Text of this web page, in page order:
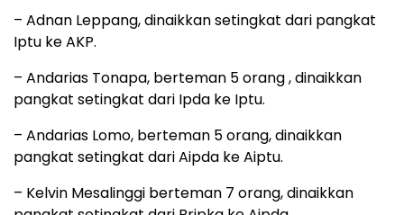
– Adnan Leppang, dinaikkan setingkat dari pangkat
Iptu ke AKP.
– Andarias Tonapa, berteman 5 orang , dinaikkan
pangkat setingkat dari Ipda ke Iptu.
– Andarias Lomo, berteman 5 orang, dinaikkan
pangkat setingkat dari Aipda ke Aiptu.
– Kelvin Mesalinggi berteman 7 orang, dinaikkan